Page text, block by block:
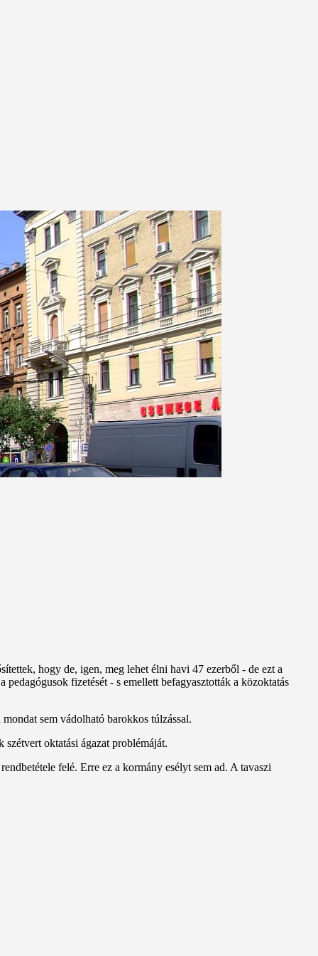
hogy de, igen, meg lehet élni havi 47 ezerből - de ezt a
fizetését - s emellett befagyasztották a közoktatás
sem vádolható barokkos túlzással.
oktatási ágazat problémáját.
felé. Erre ez a kormány esélyt sem ad. A tavaszi